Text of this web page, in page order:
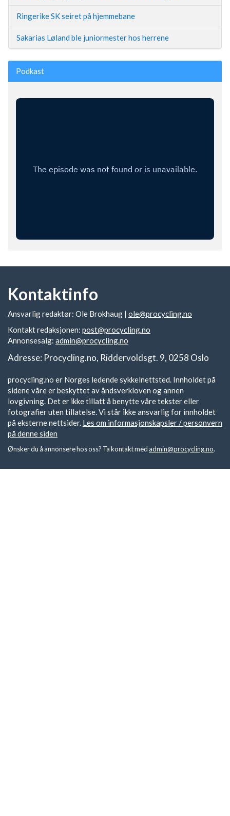
Ringerike SK seiret på hjemmebane
Sakarias Løland ble juniormester hos herrene
Podkast
Kontaktinfo
Ansvarlig redaktør: Ole Brokhaug | ole@procycling.no
Kontakt redaksjonen: post@procycling.no
Annonsesalg: admin@procycling.no
Adresse: Procycling.no, Riddervoldsgt. 9, 0258 Oslo
procycling.no er Norges ledende sykkelnettsted. Innholdet på
sidene våre er beskyttet av åndsverkloven og annen
lovgivning. Det er ikke tillatt å benytte våre tekster eller
fotografier uten tillatelse. Vi står ikke ansvarlig for innholdet
på eksterne nettsider. Les om informasjonskapsler / personvern
på denne siden
Ønsker du å annonsere hos oss? Ta kontakt medadmin@procycling.no.